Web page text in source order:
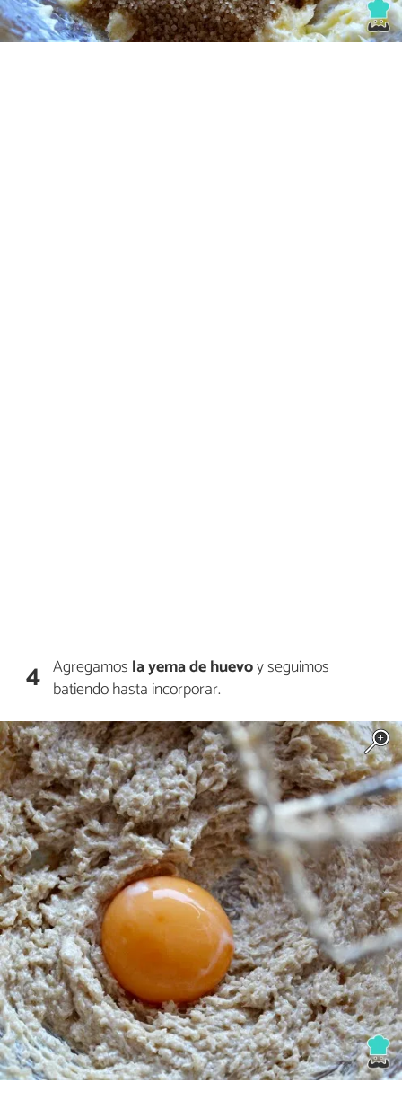
4 Agregamos la yema de huevoy seguimos
batiendo hasta incorporar.